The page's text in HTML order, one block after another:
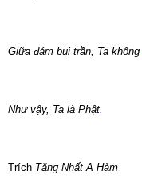
Giữa đám bụi trần, Ta không
Như vậy, Ta là Phật.
Trích Tăng Nhất A Hàm